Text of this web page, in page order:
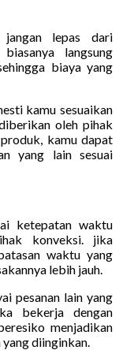
lepas dari
langsung
biaya yang
kamu sesuaikan
oleh pihak
kamu dapat
yang lain sesuai
ketepatan waktu
konveksi. jika
waktu yang
lebih jauh.
pesanan lain yang
bekerja dengan
menjadikan
diinginkan.